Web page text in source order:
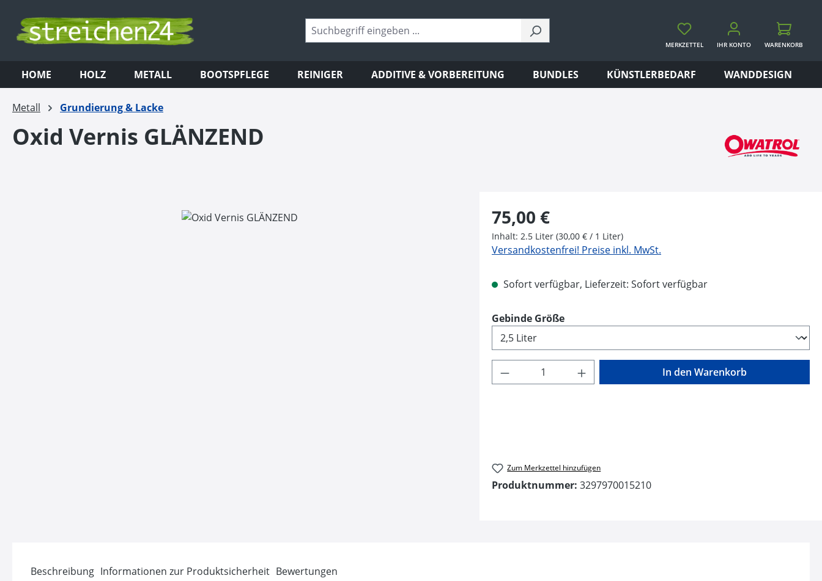
Hauptinhalt springen
Zur Suche springen
Zur Hauptnavigation springen
MERKZETTEL IHR KONTO
WARENKORB
HOME HOLZ METALL BOOTSPFLEGE REINIGER ADDITIVE & VORBEREITUNG BUNDLES KÜNSTLERBEDARF WANDDESIGN
Metall Grundierung & Lacke
Oxid Vernis GLÄNZEND
Regulärer Preis:
75,00 €
Inhalt: 2.5 Liter (30,00 € / 1 Liter)
Versandkostenfrei! Preise inkl. MwSt.
Sofort verfügbar, Lieferzeit: Sofort verfügbar
Gebinde Größeauswählen
Produkt Anzahl: Gib den gewünschten Wert
In den Warenkorb
Zum Merkzettel hinzufügen
Produktnummer: 3297970015210
Beschreibung Informationen zur Produktsicherheit Bewertungen